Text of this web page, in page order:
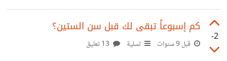
-2
كم إسبوعاً تبقى لك قبل سن الستين؟
قبل 9 سنوات تسلية